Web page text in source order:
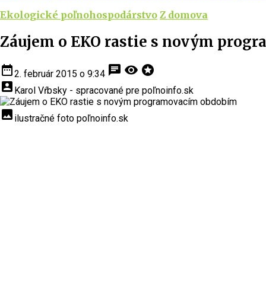
Ekologické poľnohospodárstvo Z domova
Záujem o EKO rastie s novým
date_range2. február 2015 o 9:34 chat visibility stars
account_box Karol Vŕbsky - spracované pre poľnoinfo.sk
insert_photo ilustračné foto poľnoinfo.sk